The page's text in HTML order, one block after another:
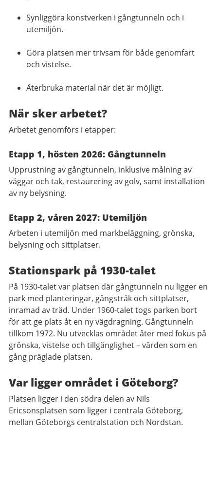
Synliggöra konstverken i gångtunneln och i
utemiljön.
Göra platsen mer trivsam för både genomfart
och vistelse.
Återbruka material när det är möjligt.
När sker arbetet?
Arbetet genomförs i etapper:
Etapp 1, hösten 2026: Gångtunneln
Upprustning av gångtunneln, inklusive målning av
väggar och tak, restaurering av golv, samt installation
av ny belysning.
Etapp 2, våren 2027: Utemiljön
Arbeten i utemiljön med markbeläggning, grönska,
belysning och sittplatser.
Stationspark på 1930-talet
På 1930-talet var platsen där gångtunneln nu ligger en
park med planteringar, gångstråk och sittplatser,
inramad av träd. Under 1960-talet togs parken bort
för att ge plats åt en ny vägdragning. Gångtunneln
tillkom 1972. Nu utvecklas området åter med fokus på
grönska, vistelse och tillgänglighet – värden som en
gång präglade platsen.
Var ligger området i Göteborg?
Platsen ligger i den södra delen av Nils
Ericsonsplatsen som ligger i centrala Göteborg,
mellan Göteborgs centralstation och Nordstan.